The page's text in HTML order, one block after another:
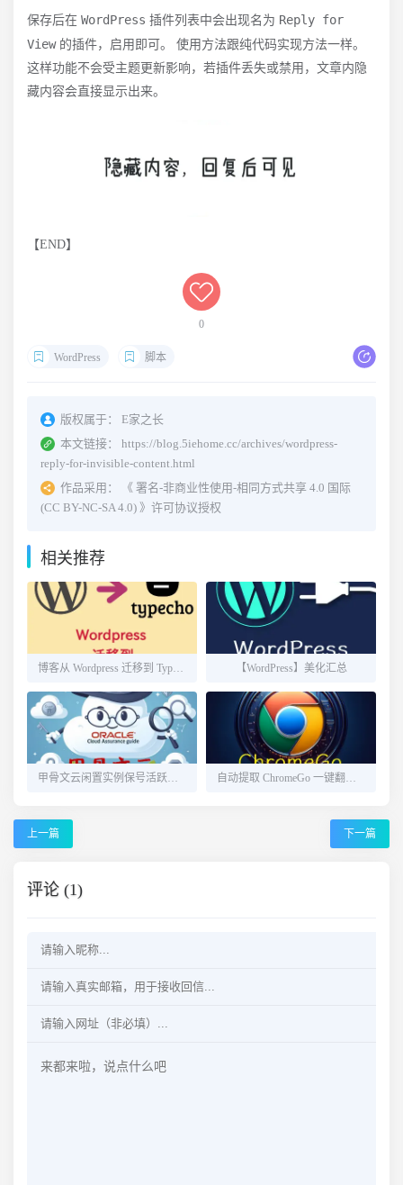
保存后在 WordPress 插件列表中会出现名为 Reply for
View的插件，启用即可。 使用方法跟纯代码实现方法一样。
这样功能不会受主题更新影响，若插件丢失或禁用，文章内隐
藏内容会直接显示出来。
【END】
0
WordPress 脚本
版权属于：
E家之长
本文链接：
https://blog.5iehome.cc/archives/wordpress-
reply-for-invisible-content.html
作品采用：
《 署名-非商业性使用-相同方式共享 4.0 国际
(CC BY-NC-SA 4.0) 》许可协议授权
相关推荐
【WordPress】美化汇总
上一篇 下一篇
评论 (1)